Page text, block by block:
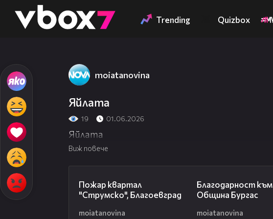
👾 Trending Quizbox
moiatanovina
Яйлата
19 01.06.2026
Яйлата
Виж повече
Пожар квартал
"Струмско", Благоевград
moiatanovina
Благодарност към
Община Бургас
moiatanovina